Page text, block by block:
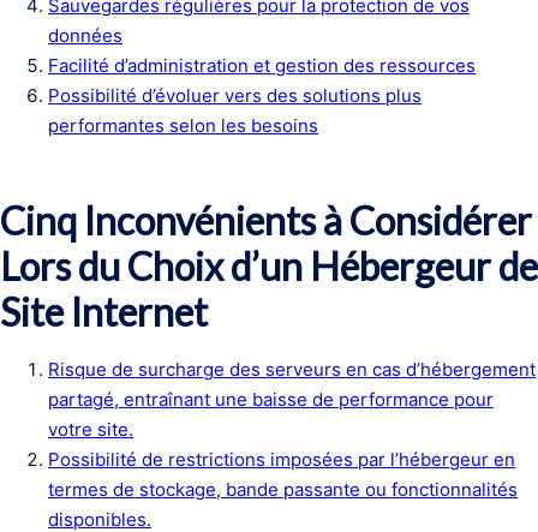
Sauvegardes régulières pour la protection de vos
données
Facilité d’administration et gestion des ressources
Possibilité d’évoluer vers des solutions plus
performantes selon les besoins
Cinq Inconvénients à Considérer
Lors du Choix d’un Hébergeur de
Site Internet
Risque de surcharge des serveurs en cas d’hébergement
partagé, entraînant une baisse de performance pour
votre site.
Possibilité de restrictions imposées par l’hébergeur en
termes de stockage, bande passante ou fonctionnalités
disponibles.